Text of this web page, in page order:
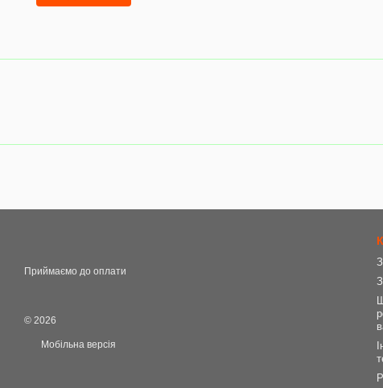
Приймаємо до оплати
© 2026
Мобільна версія